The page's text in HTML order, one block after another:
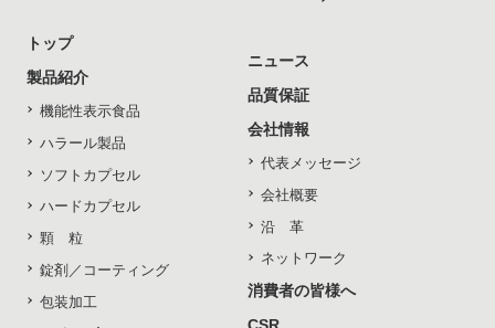
トップ
製品紹介
機能性表示食品
ハラール製品
ソフトカプセル
ハードカプセル
顆 粒
錠剤／コーティング
包装加工
ニュース
品質保証
会社情報
代表メッセージ
会社概要
沿 革
ネットワーク
消費者の皆様へ